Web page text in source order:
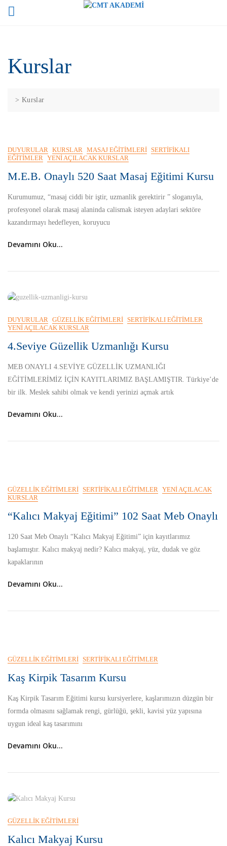
Kurslar
> Kurslar
DUYURULAR KURSLAR MASAJ EĞITIMLERI SERTIFIKALI
EĞITIMLER YENI AÇILACAK KURSLAR
M.E.B. Onaylı 520 Saat Masaj Eğitimi Kursu
Kurumumuz, “masaj ciddi bir iştir, uzmanlik gerektirir ” sloganıyla,
profesyonel olarak masaj alaninda calismak isteyen adaylari sektöre
kazandırmayı hedefleyen, koruyucu
Devamını Oku...
DUYURULAR GÜZELLIK EĞITIMLERI SERTIFIKALI EĞITIMLER
YENI AÇILACAK KURSLAR
4.Seviye Güzellik Uzmanlığı Kursu
MEB ONAYLI 4.SEVİYE GÜZELLİK UZMANLIĞI
EĞİTİMLERİMİZ İÇİN KAYITLARIMIZ BAŞLAMIŞTIR. Türkiye’de
bir ilk. Meslek sahibi olmak ve kendi yerinizi açmak artık
Devamını Oku...
GÜZELLIK EĞITIMLERI SERTIFIKALI EĞITIMLER YENI AÇILACAK
KURSLAR
“Kalıcı Makyaj Eğitimi” 102 Saat Meb Onaylı
120 Saat Meb Onaylı “Kalıcı Makyaj Eğitimi” için kayıtlarımız
başlamıştır. Kalıcı makyaj nedir? Kalıcı makyaj, yüz, dudak ve göz
kapaklarının
Devamını Oku...
GÜZELLIK EĞITIMLERI SERTIFIKALI EĞITIMLER
Kaş Kirpik Tasarım Kursu
Kaş Kirpik Tasarım Eğitimi kursu kursiyerlere, kaşlarımızın düzgün bir
formda olmasını sağlamak rengi, gürlüğü, şekli, kavisi yüz yapısına
uygun ideal kaş tasarımını
Devamını Oku...
GÜZELLIK EĞITIMLERI
Kalıcı Makyaj Kursu